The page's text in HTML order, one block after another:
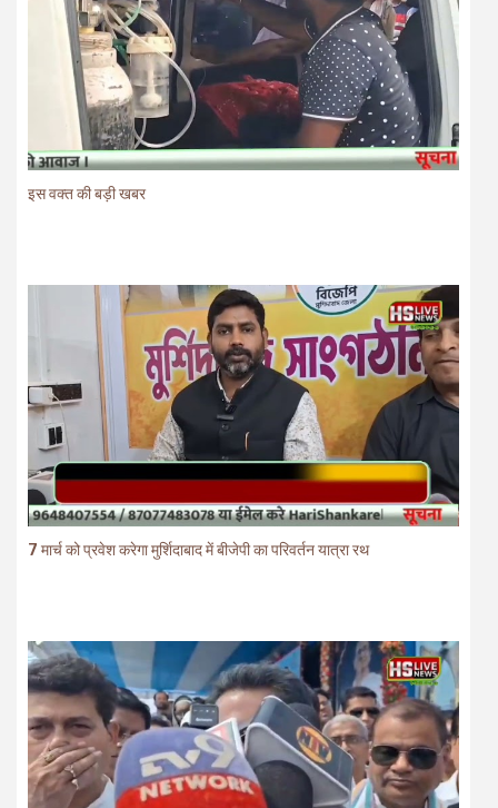
इस वक्त की बड़ी खबर
7 मार्च को प्रवेश करेगा मुर्शिदाबाद में बीजेपी का परिवर्तन यात्रा रथ